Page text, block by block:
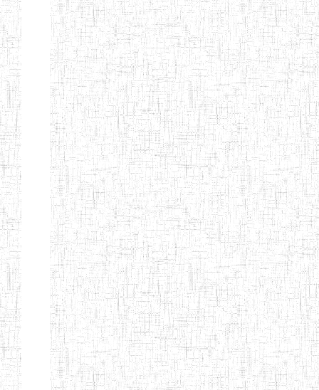
Etablissements
d'enseignement
normal
ENI
Chercher:
Effacer les filtres
Denomination
Type